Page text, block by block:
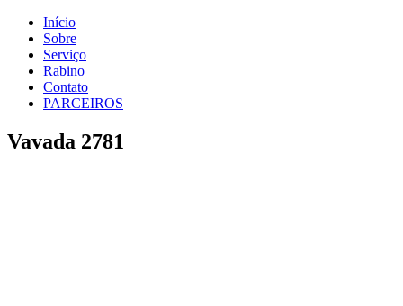
Início
Sobre
Serviço
Rabino
Contato
PARCEIROS
Vavada 2781